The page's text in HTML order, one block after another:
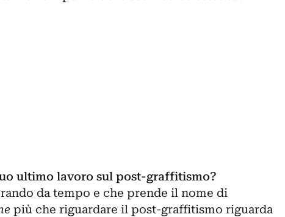
ultimo lavoro sul post-graffitismo?
da tempo e che prende il nome di
più che riguardare il post-graffitismo riguarda